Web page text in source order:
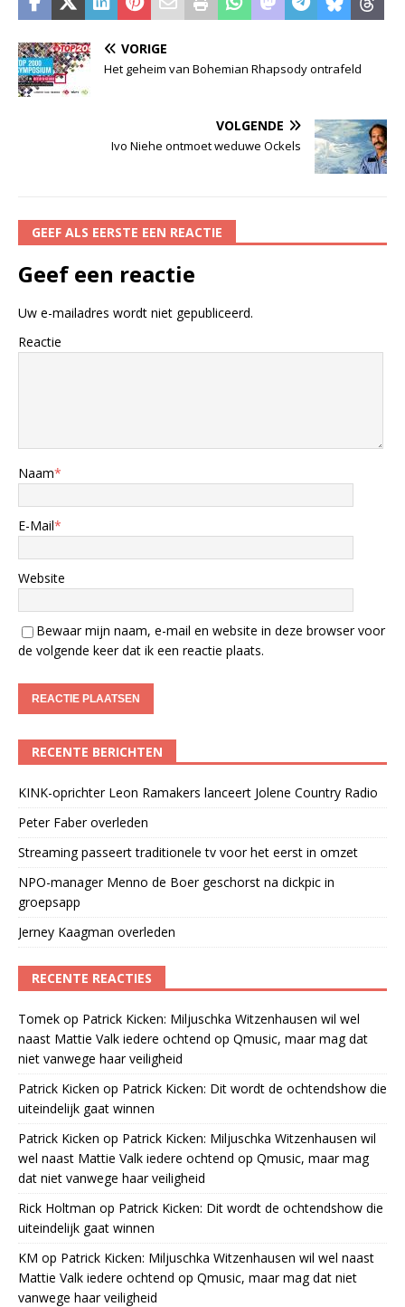
VORIGE
Het geheim van Bohemian Rhapsody ontrafeld
VOLGENDE
Ivo Niehe ontmoet weduwe Ockels
GEEF ALS EERSTE EEN REACTIE
Geef een reactie
Uw e-mailadres wordt niet gepubliceerd.
Reactie
Naam*
E-Mail*
Website
Bewaar mijn naam, e-mail en website in deze browser voor
de volgende keer dat ik een reactie plaats.
RECENTE BERICHTEN
KINK-oprichter Leon Ramakers lanceert Jolene Country Radio
Peter Faber overleden
Streaming passeert traditionele tv voor het eerst in omzet
NPO-manager Menno de Boer geschorst na dickpic in
groepsapp
Jerney Kaagman overleden
RECENTE REACTIES
Tomek op Patrick Kicken: Miljuschka Witzenhausen wil wel
naast Mattie Valk iedere ochtend op Qmusic, maar mag dat
niet vanwege haar veiligheid
Patrick Kicken op Patrick Kicken: Dit wordt de ochtendshow die
uiteindelijk gaat winnen
Patrick Kicken op Patrick Kicken: Miljuschka Witzenhausen wil
wel naast Mattie Valk iedere ochtend op Qmusic, maar mag
dat niet vanwege haar veiligheid
Rick Holtman op Patrick Kicken: Dit wordt de ochtendshow die
uiteindelijk gaat winnen
KM op Patrick Kicken: Miljuschka Witzenhausen wil wel naast
Mattie Valk iedere ochtend op Qmusic, maar mag dat niet
vanwege haar veiligheid